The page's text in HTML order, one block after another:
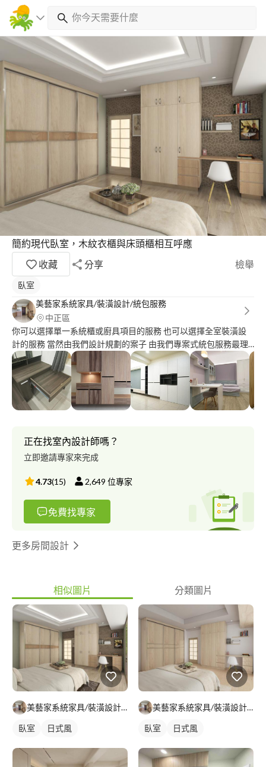
簡約現代臥室，木紋衣櫃與床頭櫃相互呼應
收藏
分享 檢舉
臥室
美藝家系統家具/裝潢設計/統包服務
中正區
你可以選擇單一系統櫃或廚具項目的服務 也可以選擇全室裝潢設
計的服務 當然由我們設計規劃的案子 由我們專案式統包服務最理
想 公司成立10幾年來 一直秉持誠正信實的理念 還有源源不絕的熱
忱與專業 不斷的幫客戶解決他們遇到的問題 滿足居家空間的機能
需求 建構屬於全家人的幸福空間
正在找室內設計師嗎？
立即邀請專家來完成
4.73(15) 2,649 位專家
免費找專家
更多房間設計
相似圖片 分類圖片
美藝家系統家具/裝潢設計/統包服務
臥室 日式風
美藝家系統家具/裝潢設計/統包服務
臥室 日式風